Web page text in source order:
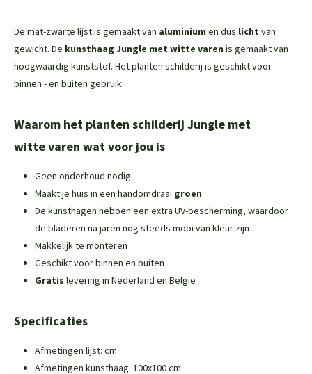
De mat-zwarte lijst is gemaakt van aluminium en dus licht van
gewicht. De kunsthaag Jungle met witte varen is gemaakt van
hoogwaardig kunststof. Het planten schilderij is geschikt voor
binnen - en buiten gebruik.
Waarom het planten schilderij Jungle met
witte varen wat voor jou is
Geen onderhoud nodig
Maakt je huis in een handomdraai groen
De kunsthagen hebben een extra UV-bescherming, waardoor
de bladeren na jaren nog steeds mooi van kleur zijn
Makkelijk te monteren
Geschikt voor binnen en buiten
Gratis levering in Nederland en Belgie
Specificaties
Afmetingen lijst: cm
Afmetingen kunsthaag: 100x100 cm